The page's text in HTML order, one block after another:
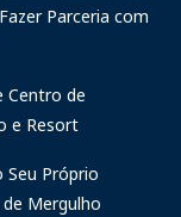
Parceria com
Centro de
e Resort
Seu Próprio
Mergulho